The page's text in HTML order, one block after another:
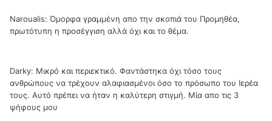
Naroualis: Όμορφα γραμμένη απο την σκοπιά του Προμηθέα,
πρωτότυπη η προσέγγιση αλλά όχι και το θέμα.
Darky: Μικρό και περιεκτικό. Φαντάστηκα όχι τόσο τους
ανθρώπους να τρέχουν αλαφιασμένοι όσο το πρόσωπο του Ιερέα
τους. Αυτό πρέπει να ήταν η καλύτερη στιγμή. Μία απο τις 3
ψήφους μου